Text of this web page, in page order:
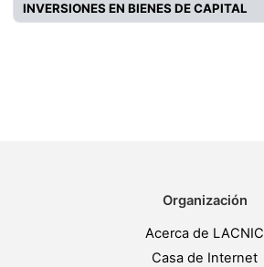
INVERSIONES EN BIENES DE CAPITAL
Organización
Acerca de LACNIC
Casa de Internet